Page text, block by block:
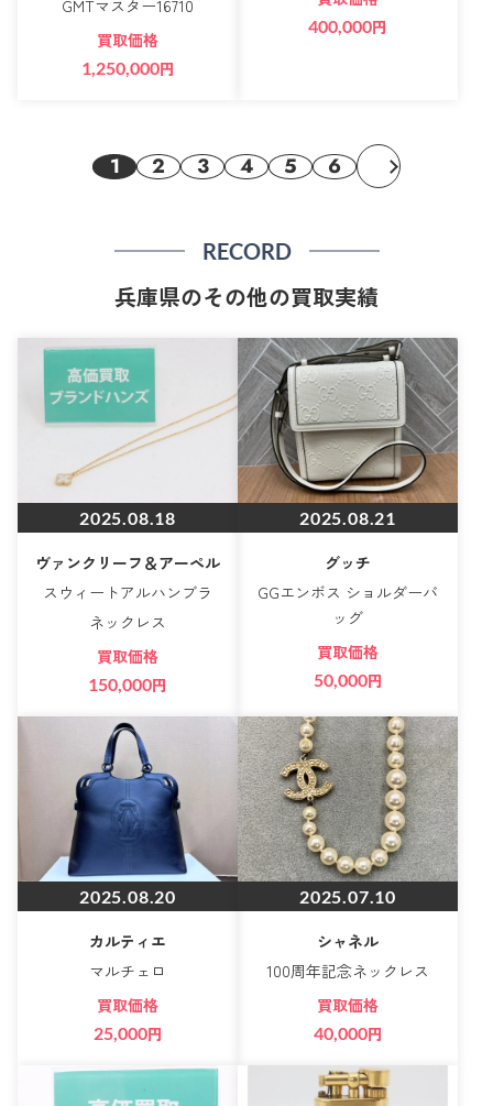
GMTマスター16710
買取価格
1,250,000円
400,000円
1 2 3 4 5 6
RECORD
兵庫県のその他の買取実績
2025.08.18
ヴァンクリーフ＆アーペル
スウィートアルハンブラ
ネックレス
買取価格
150,000円
2025.08.21
グッチ
GGエンボス ショルダーバ
ッグ
買取価格
50,000円
2025.08.20
カルティエ
マルチェロ
買取価格
25,000円
2025.07.10
シャネル
100周年記念ネックレス
買取価格
40,000円